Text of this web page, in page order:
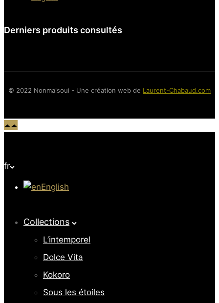
Derniers produits consultés
© 2022 Nonmaisoui - Une création web de Laurent-Chabaud.com
fr
English
Collections
L’intemporel
Dolce Vita
Kokoro
Sous les étoiles